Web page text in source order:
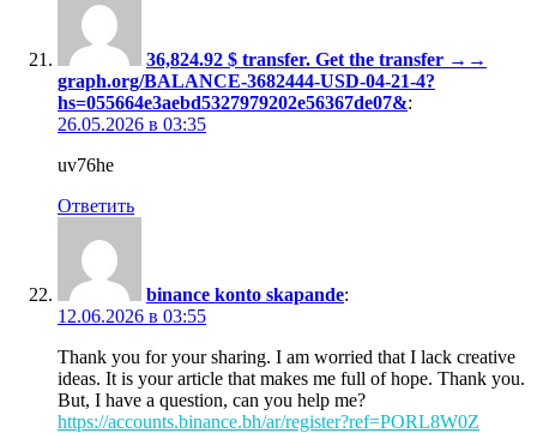
36,824.92 $ transfer. Get the transfer →→
graph.org/BALANCE-3682444-USD-04-21-4?
hs=055664e3aebd5327979202e56367de07&:
26.05.2026 в 03:35
uv76he
Ответить
binance konto skapande:
12.06.2026 в 03:55
Thank you for your sharing. I am worried that I lack creative
ideas. It is your article that makes me full of hope. Thank you.
But, I have a question, can you help me?
https://accounts.binance.bh/ar/register?ref=PORL8W0Z